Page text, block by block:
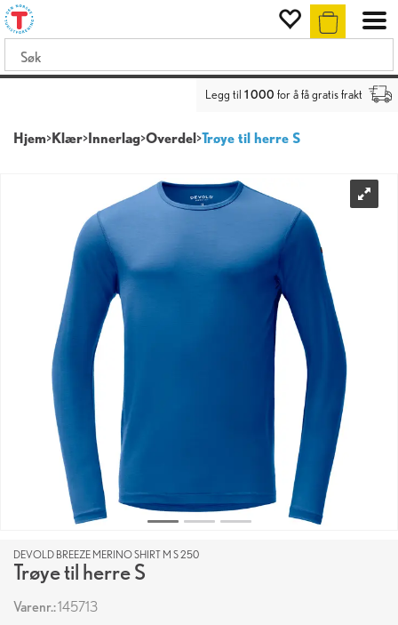
Legg til 1 000 for å få gratis frakt
Hjem>Klær>Innerlag>Overdel>Trøye til herre S
DEVOLD BREEZE MERINO SHIRT M S 250
Trøye til herre S
Varenr.:145713